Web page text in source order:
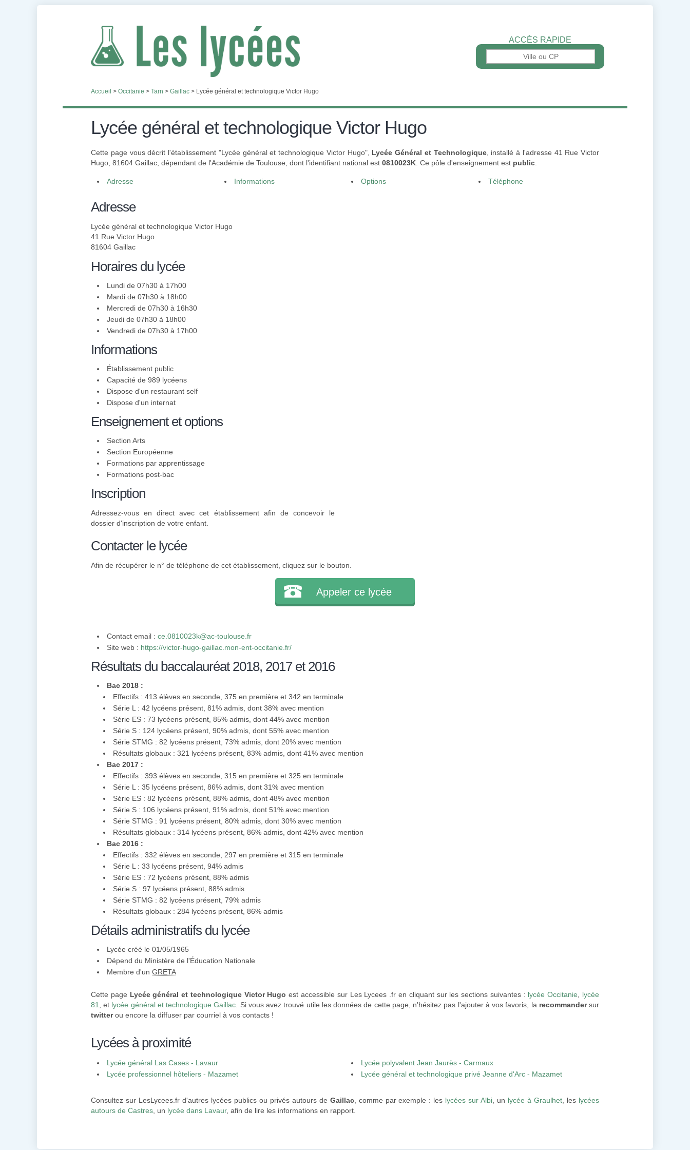
ACCÈS RAPIDE
Accueil > Occitanie > Tarn > Gaillac > Lycée général et technologique Victor Hugo
Lycée général et technologique Victor Hugo
Cette page vous décrit l'établissement "Lycée général et technologique Victor Hugo", Lycée Général et Technologique, installé à l'adresse 41 Rue Victor
Hugo, 81604 Gaillac, dépendant de l'Académie de Toulouse, dont l'identifiant national est 0810023K . Ce pôle d'enseignement est public
Adresse Informations Options Téléphone
Adresse
Lycée général et technologique Victor Hugo
41 Rue Victor Hugo
81604 Gaillac
Horaires du lycée
Lundi de 07h30 à 17h00
Mardi de 07h30 à 18h00
Mercredi de 07h30 à 16h30
Jeudi de 07h30 à 18h00
Vendredi de 07h30 à 17h00
Informations
Établissement public
Capacité de 989 lycéens
Dispose d'un restaurant self
Dispose d'un internat
Enseignement et options
Section Arts
Section Européenne
Formations par apprentissage
Formations post-bac
Inscription
Adressez-vous en direct avec cet établissement afin de concevoir le
dossier d'inscription de votre enfant.
Contacter le lycée
Afin de récupérer le n° de téléphone de cet établissement, cliquez sur le bouton.
Appeler ce lycée
Contact email : ce.0810023k@ac-toulouse.fr
Site web : https://victor-hugo-gaillac.mon-ent-occitanie.fr/
Résultats du baccalauréat 2018, 2017 et 2016
Bac 2018 :
Effectifs : 413 élèves en seconde, 375 en première et 342 en terminale
Série L : 42 lycéens présent, 81% admis, dont 38% avec mention
Série ES : 73 lycéens présent, 85% admis, dont 44% avec mention
Série S : 124 lycéens présent, 90% admis, dont 55% avec mention
Série STMG : 82 lycéens présent, 73% admis, dont 20% avec mention
Résultats globaux : 321 lycéens présent, 83% admis, dont 41% avec mention
Bac 2017 :
Effectifs : 393 élèves en seconde, 315 en première et 325 en terminale
Série L : 35 lycéens présent, 86% admis, dont 31% avec mention
Série ES : 82 lycéens présent, 88% admis, dont 48% avec mention
Série S : 106 lycéens présent, 91% admis, dont 51% avec mention
Série STMG : 91 lycéens présent, 80% admis, dont 30% avec mention
Résultats globaux : 314 lycéens présent, 86% admis, dont 42% avec mention
Bac 2016 :
Effectifs : 332 élèves en seconde, 297 en première et 315 en terminale
Série L : 33 lycéens présent, 94% admis
Série ES : 72 lycéens présent, 88% admis
Série S : 97 lycéens présent, 88% admis
Série STMG : 82 lycéens présent, 79% admis
Résultats globaux : 284 lycéens présent, 86% admis
Détails administratifs du lycée
Lycée créé le 01/05/1965
Dépend du Ministère de l'Éducation Nationale
Membre d'un GRETA
Cette page Lycée général et technologique Victor Hugo est accessible sur Les Lycees .fr en cliquant sur les sections suivantes : lycée Occitanie
lycée
81
, et lycée général et technologique Gaillac . Si vous avez trouvé utile les données de cette page, n'hésitez pas l'ajouter à vos favoris, la recommandersur
twitterou encore la diffuser par courriel à vos contacts !
Lycées à proximité
Lycée général Las Cases - Lavaur
Lycée polyvalent Jean Jaurès - Carmaux
Lycée professionnel hôteliers - Mazamet
Lycée général et technologique privé Jeanne d'Arc - Mazamet
Consultez sur LesLycees.fr d'autres lycées publics ou privés autours de Gaillac, comme par exemple : les lycées sur Albi , un lycée à Graulhet , les lycées
autours de Castres , un lycée dans Lavaur, afin de lire les informations en rapport.